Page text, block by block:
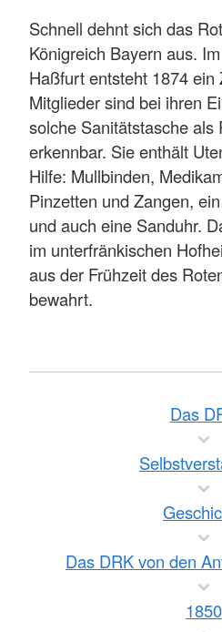
Schnell dehnt sich das
Königreich Bayern aus.
Haßfurt entsteht 1874 ein
Mitglieder sind bei ihren
solche Sanitätstasche als
erkennbar. Sie enthält
Hilfe: Mullbinden,
Pinzetten und Zangen,
und auch eine Sanduhr.
im unterfränkischen
aus der Frühzeit des
bewahrt.
Das
Das DRK von den
1850